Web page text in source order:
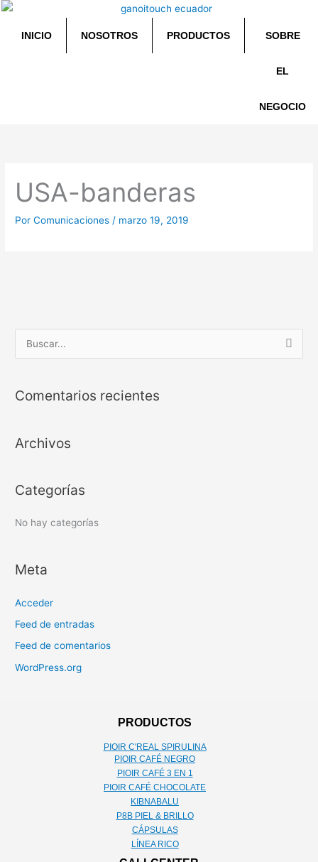
Ir
INICIO NOSOTROS PRODUCTOS SOBRE
EL
NEGOCIO
USA-banderas
PorComunicaciones / marzo 19, 2019
c
r
:
Comentarios recientes
Archivos
Categorías
No hay categorías
Meta
Acceder
Feed de entradas
Feed de comentarios
WordPress.org
PRODUCTOS
PIOIR C'REAL SPIRULINA
PIOIR CAFÉ NEGRO
PIOIR CAFÉ 3 EN 1
PIOIR CAFÉ CHOCOLATE
KIBNABALU
P8B PIEL & BRILLO
CÁPSULAS
LÍNEA RICO